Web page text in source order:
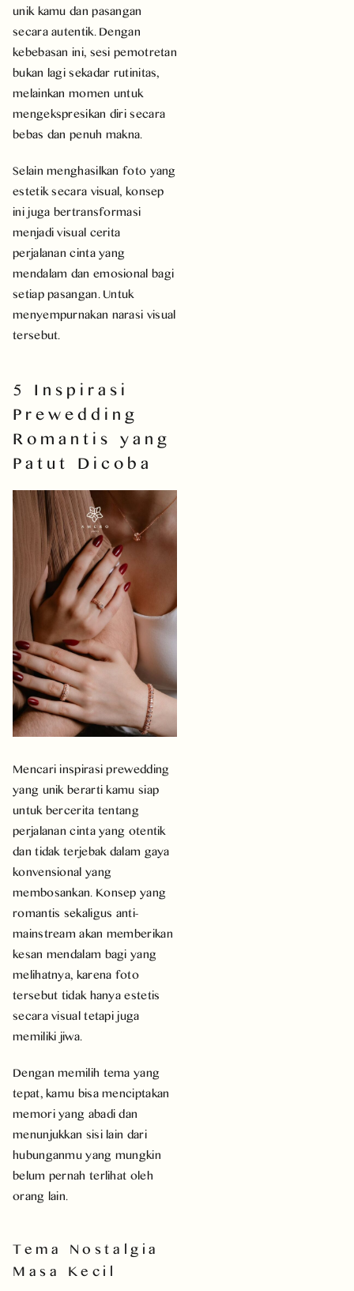
unik kamu dan pasangan
secara autentik. Dengan
kebebasan ini, sesi pemotretan
bukan lagi sekadar rutinitas,
melainkan momen untuk
mengekspresikan diri secara
bebas dan penuh makna.
Selain menghasilkan foto yang
estetik secara visual, konsep
ini juga bertransformasi
menjadi visual cerita
perjalanan cinta yang
mendalam dan emosional bagi
setiap pasangan. Untuk
menyempurnakan narasi visual
tersebut.
5 Inspirasi
Prewedding
Romantis yang
Patut Dicoba
Mencari inspirasi prewedding
yang unik berarti kamu siap
untuk bercerita tentang
perjalanan cinta yang otentik
dan tidak terjebak dalam gaya
konvensional yang
membosankan. Konsep yang
romantis sekaligus anti-
mainstream akan memberikan
kesan mendalam bagi yang
melihatnya, karena foto
tersebut tidak hanya estetis
secara visual tetapi juga
memiliki jiwa.
Dengan memilih tema yang
tepat, kamu bisa menciptakan
memori yang abadi dan
menunjukkan sisi lain dari
hubunganmu yang mungkin
belum pernah terlihat oleh
orang lain.
Tema Nostalgia
Masa Kecil